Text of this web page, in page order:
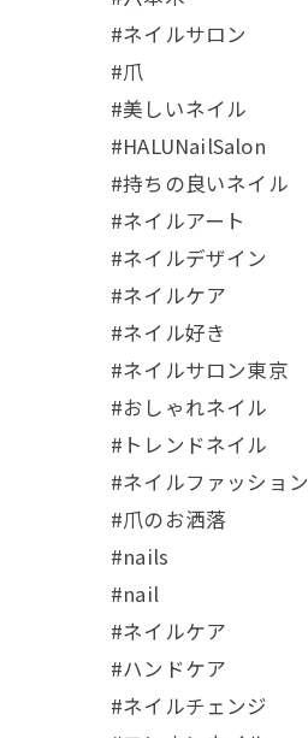
#ネイルサロン
#爪
#美しいネイル
#HALUNailSalon
#持ちの良いネイル
#ネイルアート
#ネイルデザイン
#ネイルケア
#ネイル好き
#ネイルサロン東京
#おしゃれネイル
#トレンドネイル
#ネイルファッション
#爪のお洒落
#nails
#nail
#ネイルケア
#ハンドケア
#ネイルチェンジ